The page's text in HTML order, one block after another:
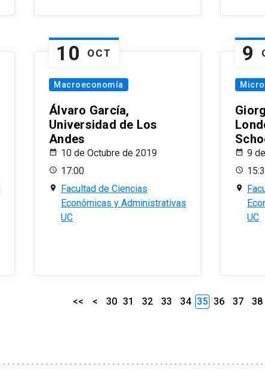
10 OCT
Macroeconomía
Álvaro García,
Universidad de Los
Andes
10 de Octubre de 2019
17:00
Facultad de Ciencias
Económicas y Administrativas
UC
9
9
UC
<< < 30 31 32 33 34 35 36 37 38